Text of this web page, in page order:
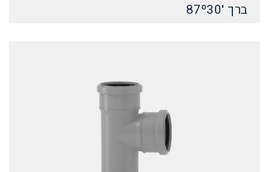
ברך '87º30